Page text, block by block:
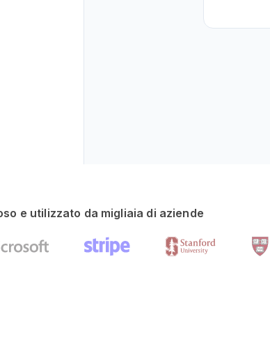
e utilizzato da migliaia di aziende